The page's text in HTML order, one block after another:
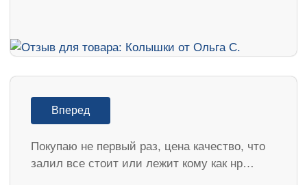
Вперед
Покупаю не первый раз, цена качество, что
залил все стоит или лежит кому как нр…